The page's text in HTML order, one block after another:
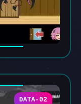
DATA-02